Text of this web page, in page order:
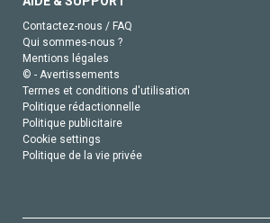
Contactez-nous / FAQ
Qui sommes-nous ?
Mentions légales
© - Avertissements
Termes et conditions d'utilisation
Politique rédactionnelle
Politique publicitaire
Cookie settings
Politique de la vie privée